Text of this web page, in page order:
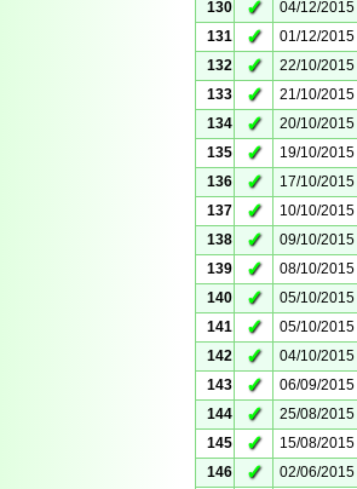
130 ✓ 04/12/2015
131
✓ 01/12/2015
132
✓ 22/10/2015
133
✓ 21/10/2015
134
✓ 20/10/2015
135
✓ 19/10/2015
136
✓ 17/10/2015
137
✓ 10/10/2015
138
✓ 09/10/2015
139
✓ 08/10/2015
140
✓ 05/10/2015
141
✓ 05/10/2015
142
✓ 04/10/2015
143
✓ 06/09/2015
144
✓ 25/08/2015
145
✓ 15/08/2015
146
✓ 02/06/2015